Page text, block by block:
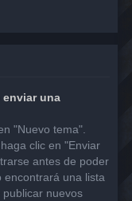
enviar una
"Nuevo tema".
clic en "Enviar
antes de poder
encontrará una lista
nuevos